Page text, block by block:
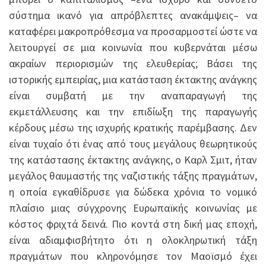
σύστημα ικανό για απρόβλεπτες ανακάμψεις– να
καταφέρει μακροπρόθεσμα να προσαρμοστεί ώστε να
λειτουργεί σε μια κοινωνία που κυβερνάται μέσω
ακραίων περιορισμών της ελευθερίας; Βάσει της
ιστορικής εμπειρίας, μια κατάσταση έκτακτης ανάγκης
είναι συμβατή με την αναπαραγωγή της
εκμετάλλευσης και την επιδίωξη της παραγωγής
κέρδους μέσω της ισχυρής κρατικής παρέμβασης. Δεν
είναι τυχαίο ότι ένας από τους μεγάλους θεωρητικούς
της κατάστασης έκτακτης ανάγκης, ο Καρλ Σμιτ, ήταν
μεγάλος θαυμαστής της ναζιστικής τάξης πραγμάτων,
η οποία εγκαθίδρυσε για δώδεκα χρόνια το νομικό
πλαίσιο μιας σύγχρονης Ευρωπαϊκής κοινωνίας με
κόστος φριχτά δεινά. Πιο κοντά στη δική μας εποχή,
είναι αδιαμφισβήτητο ότι η ολοκληρωτική τάξη
πραγμάτων που κληρονόμησε τον Μαοϊσμό έχει